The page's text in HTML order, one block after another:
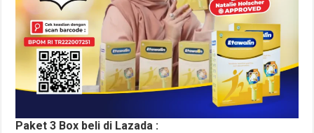
Paket 3 Box beli di Lazada :